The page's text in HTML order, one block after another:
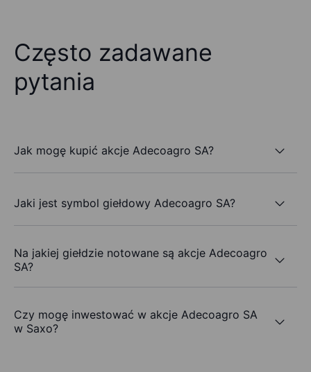
Często zadawane
pytania
Jak mogę kupić akcje Adecoagro SA?
Jaki jest symbol giełdowy Adecoagro SA?
Na jakiej giełdzie notowane są akcje Adecoagro
SA?
Czy mogę inwestować w akcje Adecoagro SA
w Saxo?